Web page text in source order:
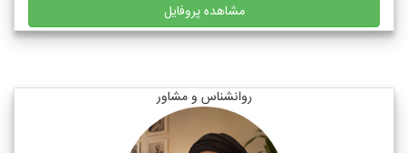
مشاهده پروفایل
روانشناس و مشاور